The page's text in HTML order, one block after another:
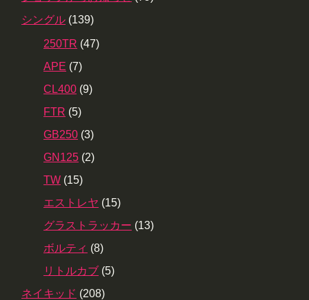
シングル (139)
250TR (47)
APE (7)
CL400 (9)
FTR (5)
GB250 (3)
GN125 (2)
TW (15)
エストレヤ (15)
グラストラッカー (13)
ボルティ (8)
リトルカブ (5)
ネイキッド (208)